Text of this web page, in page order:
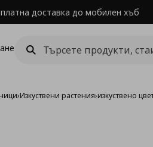
доставка до мобилен хъб
›Изкуствени растения›изкуствено